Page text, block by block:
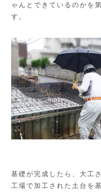
ゃんとできているのかを
す。
基礎が完成したら、大工
工場で加工された土台を